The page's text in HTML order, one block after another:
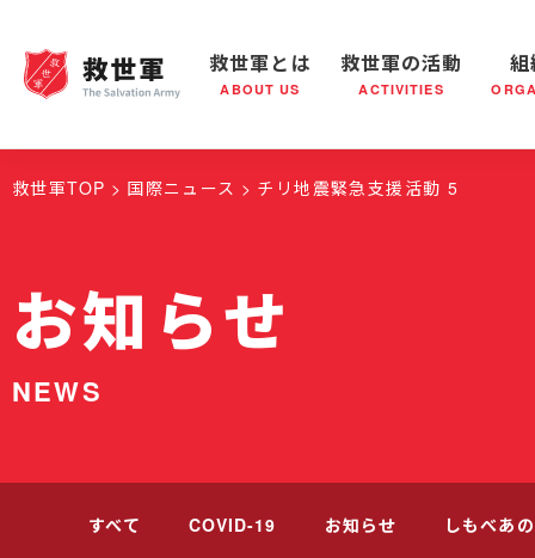
救世軍とは
ABOUT US
救世軍とは 世界が抱えている社会問題 救世軍
救世軍の活動
ACTIVITIES
救世軍の活動 社会鍋
組織概要
救世軍TOP 国際ニュース チリ地震緊急支援活動 5
お知らせ
NEWS
すべて COVID-19 お知らせ しもべあ